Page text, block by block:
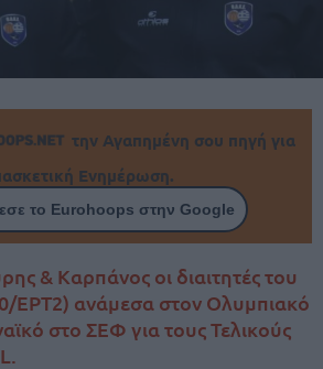
την Αγαπημένη σου πηγή για
Ενημέρωση.
το Eurohoops στην Google
& Καρπάνος οι διαιτητές του
ΕΡΤ2) ανάμεσα στον Ολυμπιακό
στο ΣΕΦ για τους Τελικούς